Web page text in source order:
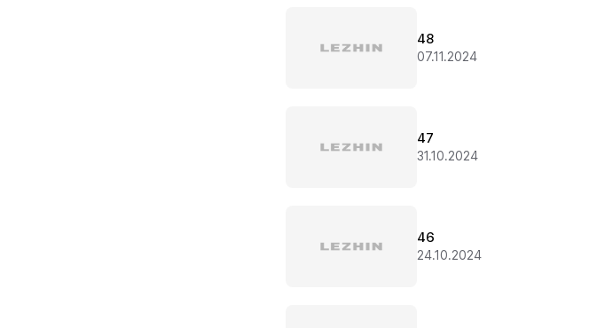
48
07.11.2024
47
31.10.2024
46
24.10.2024